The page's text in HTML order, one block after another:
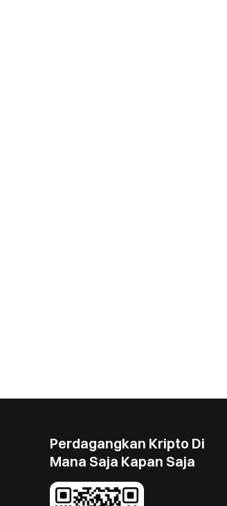
Perdagangkan Kripto Di
Mana Saja Kapan Saja